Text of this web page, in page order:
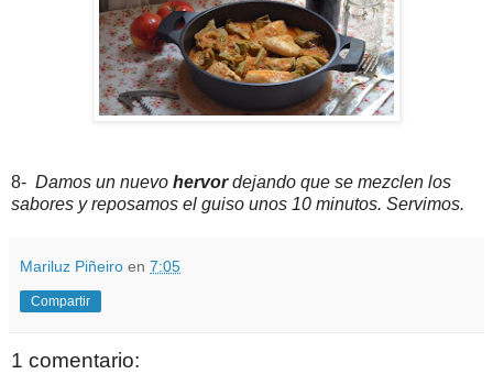
8- Damos un nuevo hervordejando que se mezclen los
sabores y reposamos el guiso unos 10 minutos. Servimos.
Mariluz Piñeiro en 7:05
Compartir
1 comentario: